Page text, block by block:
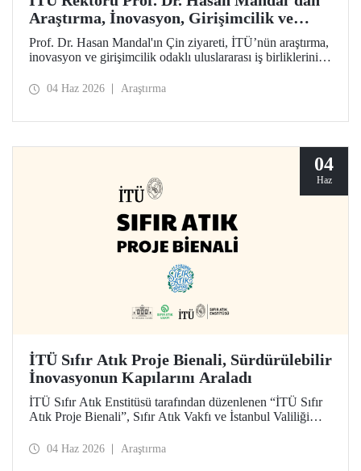
Araştırma, İnovasyon, Girişimcilik ve
Teknoloji Odaklı Uluslararası İş
Birliklerini Güçlendiren Çin Ziyareti
Prof. Dr. Hasan Mandal'ın Çin ziyareti, İTÜ’nün araştırma,
inovasyon ve girişimcilik odaklı uluslararası iş birliklerini
owned Capital Investment Co. (SSCI) ve TIMC ile İTÜ
04 Haz 2026 Araştırma
04
Haz
İTÜ Sıfır Atık Proje Bienali, Sürdürülebilir
İnovasyonun Kapılarını Araladı
İTÜ Sıfır Atık Enstitüsü tarafından düzenlenen “İTÜ Sıfır
Atık Proje Bienali”, Sıfır Atık Vakfı ve İstanbul Valiliği
kapsamında 3 Haziran 2026’da İTÜ Süleyman Demirel
04 Haz 2026 Araştırma